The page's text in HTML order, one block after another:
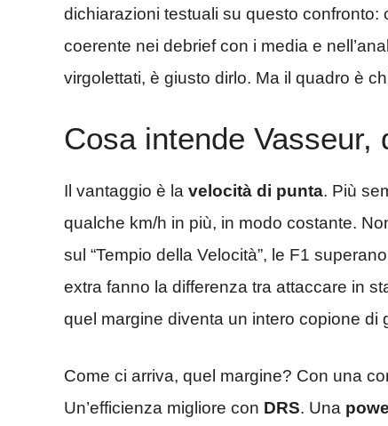
dichiarazioni testuali su questo
coerente nei debrief con i media e
virgolettati, è giusto dirlo. Ma il quadro è
Cosa intende Vasseur,
Il vantaggio è la velocità di punta. Più
qualche km/h in più, in modo costante.
sul “Tempio della Velocità”, le F1
extra fanno la differenza tra attaccare in
quel margine diventa un intero copione di
Come ci arriva, quel margine? Con una
Un’efficienza migliore con DRS. Una